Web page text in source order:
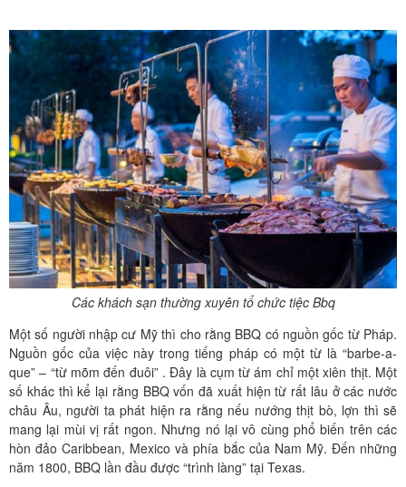
Các khách sạn thường xuyên tổ chức tiệc Bbq
Một số người nhập cư Mỹ thì cho rằng BBQ có nguồn gốc từ Pháp.
Nguồn gốc của việc này trong tiếng pháp có một từ là “barbe-a-
que” – “từ mõm đến đuôi” . Đây là cụm từ ám chỉ một xiên thịt. Một
số khác thì kể lại rằng BBQ vốn đã xuất hiện từ rất lâu ở các nước
châu Âu, người ta phát hiện ra rằng nếu nướng thịt bò, lợn thì sẽ
mang lại mùi vị rất ngon. Nhưng nó lại vô cùng phổ biến trên các
hòn đảo Caribbean, Mexico và phía bắc của Nam Mỹ. Đến những
năm 1800, BBQ lần đầu được “trình làng” tại Texas.